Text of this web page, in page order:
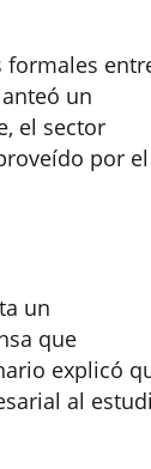
formales
un
el sector
por el
un
que
explicó
al